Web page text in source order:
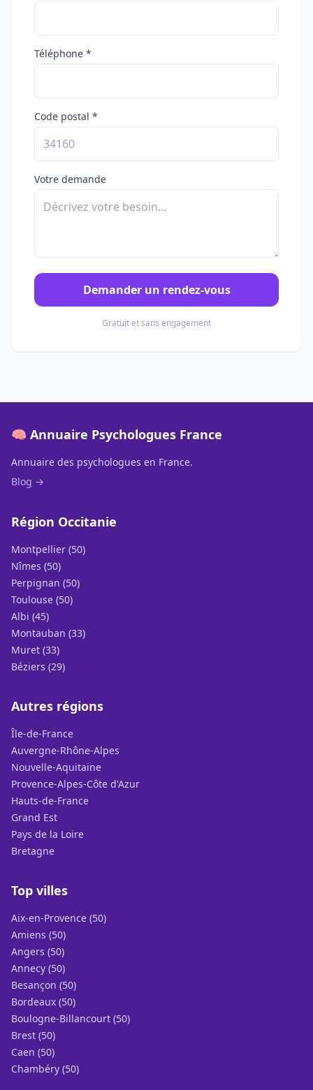
Téléphone *
Code postal *
Votre demande
Demander un rendez-vous
Gratuit et sans engagement
🧠 Annuaire Psychologues France
Annuaire des psychologues en France.
Blog →
Région Occitanie
Montpellier (50)
Nîmes (50)
Perpignan (50)
Toulouse (50)
Albi (45)
Montauban (33)
Muret (33)
Béziers (29)
Autres régions
Île-de-France
Auvergne-Rhône-Alpes
Nouvelle-Aquitaine
Provence-Alpes-Côte d'Azur
Hauts-de-France
Grand Est
Pays de la Loire
Bretagne
Top villes
Aix-en-Provence (50)
Amiens (50)
Angers (50)
Annecy (50)
Besançon (50)
Bordeaux (50)
Boulogne-Billancourt (50)
Brest (50)
Caen (50)
Chambéry (50)